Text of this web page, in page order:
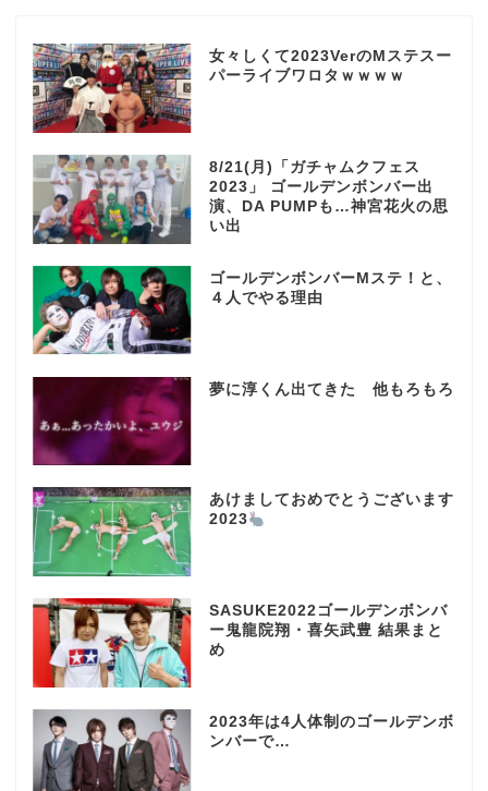
女々しくて2023VerのMステスー
パーライブワロタｗｗｗｗ
8/21(月)「ガチャムクフェス
2023」 ゴールデンボンバー出
演、DA PUMPも…神宮花火の思
い出
ゴールデンボンバーMステ！と、
４人でやる理由
夢に淳くん出てきた 他もろもろ
あけましておめでとうございます
2023
SASUKE2022ゴールデンボンバ
ー鬼龍院翔・喜矢武豊 結果まと
め
2023年は4人体制のゴールデンボ
ンバーで…